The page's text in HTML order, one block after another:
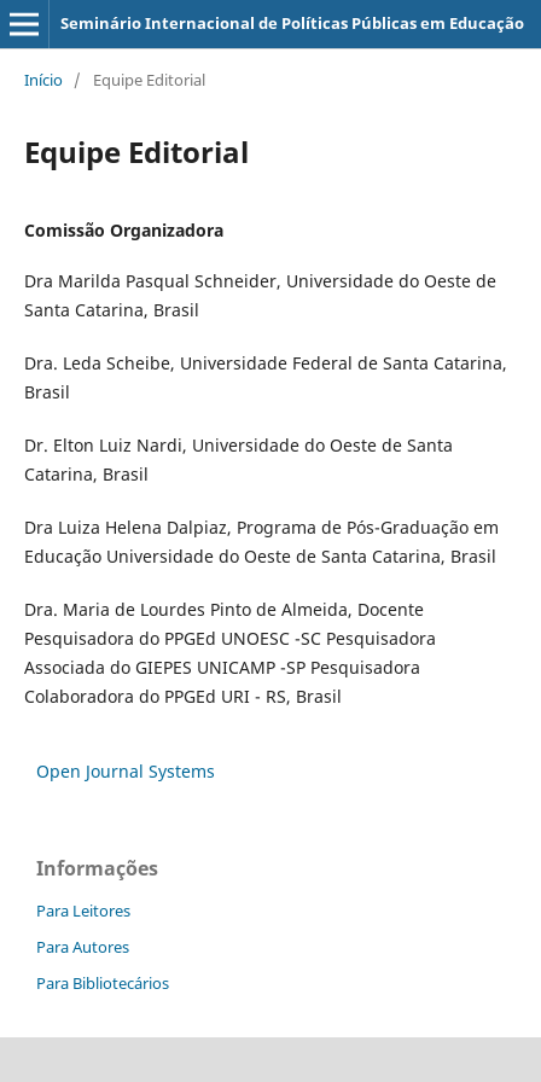
Seminário Internacional de Políticas Públicas em Educação
Início / Equipe Editorial
Equipe Editorial
Comissão Organizadora
Dra Marilda Pasqual Schneider, Universidade do Oeste de
Santa Catarina, Brasil
Dra. Leda Scheibe, Universidade Federal de Santa Catarina,
Brasil
Dr. Elton Luiz Nardi, Universidade do Oeste de Santa
Catarina, Brasil
Dra Luiza Helena Dalpiaz, Programa de Pós-Graduação em
Educação Universidade do Oeste de Santa Catarina, Brasil
Dra. Maria de Lourdes Pinto de Almeida, Docente
Pesquisadora do PPGEd UNOESC -SC Pesquisadora
Associada do GIEPES UNICAMP -SP Pesquisadora
Colaboradora do PPGEd URI - RS, Brasil
Open Journal Systems
Informações
Para Leitores
Para Autores
Para Bibliotecários